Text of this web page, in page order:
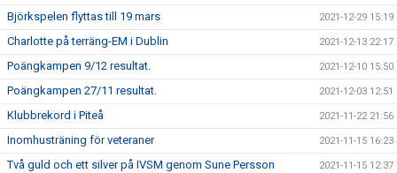
Björkspelen flyttas till 19 mars 2021-12-29 15:19
Charlotte på terräng-EM i Dublin 2021-12-13 22:17
Poängkampen 9/12 resultat. 2021-12-10 15:50
Poängkampen 27/11 resultat. 2021-12-03 12:51
Klubbrekord i Piteå 2021-11-22 21:56
Inomhusträning för veteraner 2021-11-15 16:23
Två guld och ett silver på IVSM genom Sune Persson 2021-11-15 12:37